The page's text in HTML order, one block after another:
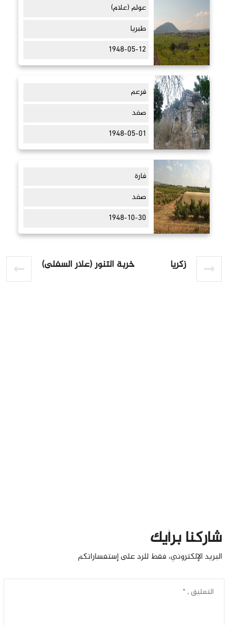
عولم (علام)
طبريا
1948-05-12
فرعم
صفد
1948-05-01
فارة
صفد
1948-10-30
زكريا خربة التنور (علار السفلى)
شاركنا برأيك
البريد الإلكتروني، فقط للرد على إستفساراتكم